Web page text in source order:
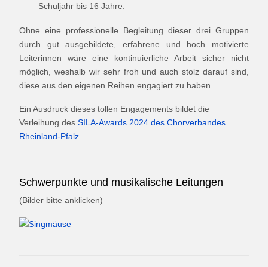
Schuljahr bis 16 Jahre.
Ohne eine professionelle Begleitung dieser drei Gruppen
durch gut ausgebildete, erfahrene und hoch motivierte
Leiterinnen wäre eine kontinuierliche Arbeit sicher nicht
möglich, weshalb wir sehr froh und auch stolz darauf sind,
diese aus den eigenen Reihen engagiert zu haben.
Ein Ausdruck dieses tollen Engagements bildet die
Verleihung des SILA-Awards 2024 des Chorverbandes
Rheinland-Pfalz
Schwerpunkte und musikalische Leitungen
(Bilder bitte anklicken)